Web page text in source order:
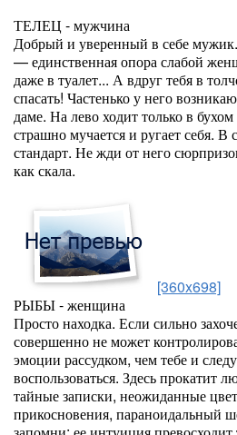
ТЕЛЕЦ - мужчина
Добрый и уверенный в себе
— единственная опора слабой
даже в туалет... А вдруг тебя в
спасать! Частенько у него
даме. На лево ходит только в
страшно мучается и ругает себя. В
стандарт. Не жди от него
как скала.
[360x698]
РЫБЫ - женщина
Просто находка. Если сильно
совершенно не может
эмоции рассудком, чем тебе и
воспользоваться. Здесь прокатит
тайные записки, неожиданные
прикосновения, параноидальный